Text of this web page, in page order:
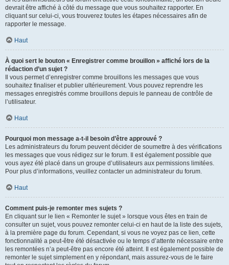
devrait être affiché à côté du message que vous souhaitez rapporter. En
cliquant sur celui-ci, vous trouverez toutes les étapes nécessaires afin de
rapporter le message.
Haut
À quoi sert le bouton « Enregistrer comme brouillon » affiché lors de la
rédaction d’un sujet ?
Il vous permet d’enregistrer comme brouillons les messages que vous
souhaitez finaliser et publier ultérieurement. Vous pouvez reprendre les
messages enregistrés comme brouillons depuis le panneau de contrôle de
l’utilisateur.
Haut
Pourquoi mon message a-t-il besoin d’être approuvé ?
Les administrateurs du forum peuvent décider de soumettre à des vérifications
les messages que vous rédigez sur le forum. Il est également possible que
vous ayez été placé dans un groupe d’utilisateurs aux permissions limitées.
Pour plus d’informations, veuillez contacter un administrateur du forum.
Haut
Comment puis-je remonter mes sujets ?
En cliquant sur le lien « Remonter le sujet » lorsque vous êtes en train de
consulter un sujet, vous pouvez remonter celui-ci en haut de la liste des sujets,
à la première page du forum. Cependant, si vous ne voyez pas ce lien, cette
fonctionnalité a peut-être été désactivée ou le temps d’attente nécessaire entre
les remontées n’a peut-être pas encore été atteint. Il est également possible de
remonter le sujet simplement en y répondant, mais assurez-vous de le faire